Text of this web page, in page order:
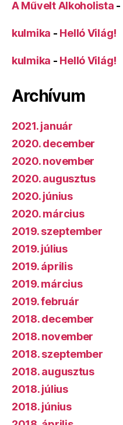
A Művelt Alkoholista -
kulmika - Helló Világ!
kulmika - Helló Világ!
Archívum
2021. január
2020. december
2020. november
2020. augusztus
2020. június
2020. március
2019. szeptember
2019. július
2019. április
2019. március
2019. február
2018. december
2018. november
2018. szeptember
2018. augusztus
2018. július
2018. június